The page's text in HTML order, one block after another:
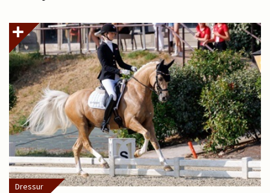
Dressur